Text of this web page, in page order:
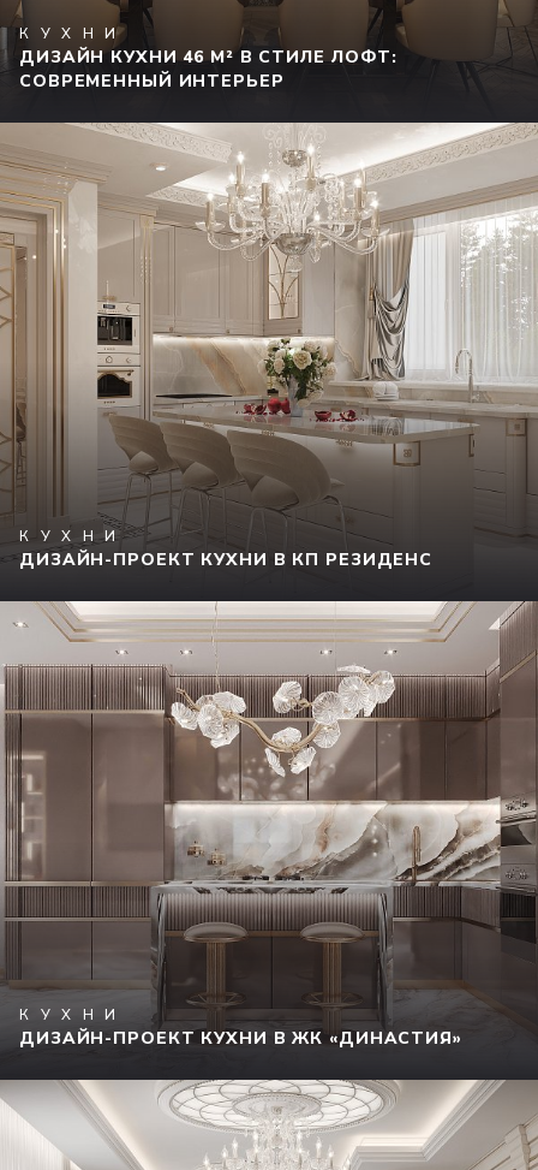
КУХНИ
ДИЗАЙН КУХНИ 46 М² В СТИЛЕ ЛОФТ:
СОВРЕМЕННЫЙ ИНТЕРЬЕР
КУХНИ
ДИЗАЙН-ПРОЕКТ КУХНИ В КП РЕЗИДЕНС
КУХНИ
ДИЗАЙН-ПРОЕКТ КУХНИ В ЖК «ДИНАСТИЯ»